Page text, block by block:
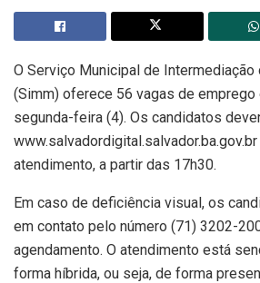
O Serviço Municipal de Intermediação
(Simm) oferece 56 vagas de emprego
segunda-feira (4). Os candidatos
atendimento, a partir das 17h30.
Em caso de deficiência visual, os
em contato pelo número (71) 3202-
agendamento. O atendimento está
forma híbrida, ou seja, de forma